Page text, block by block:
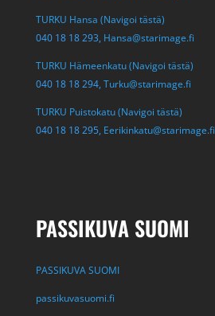
TURKU Hansa (Navigoi tästä)
040 18 18 293, Hansa@starimage.fi
TURKU Hämeenkatu (Navigoi tästä)
040 18 18 294, Turku@starimage.fi
TURKU Puistokatu (Navigoi tästä)
040 18 18 295, Eerikinkatu@starimage.fi
PASSIKUVA SUOMI
PASSIKUVA SUOMI
passikuvasuomi.fi